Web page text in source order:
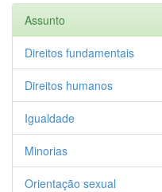
Assunto
Direitos fundamentais
Direitos humanos
Igualdade
Minorias
Orientação sexual